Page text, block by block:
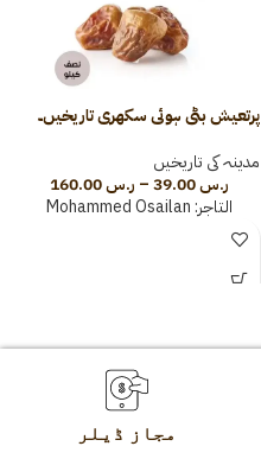
پرتعیش بٹی ہوئی سکھری تاریخیں۔
مدینہ کی تاریخیں
ر.س39.00
– ر.س160.00
التاجر: Mohammed Osailan
مجاز ڈیلر